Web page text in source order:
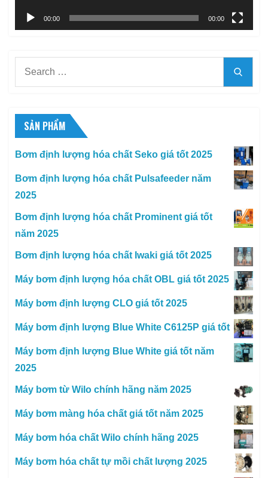
00:00 00:00
SẢN PHẨM
Bơm định lượng hóa chất Seko giá tốt 2025
Bơm định lượng hóa chất Pulsafeeder năm
2025
Bơm định lượng hóa chất Prominent giá tốt
năm 2025
Bơm định lượng hóa chất Iwaki giá tốt 2025
Máy bơm định lượng hóa chất OBL giá tốt 2025
Máy bơm định lượng CLO giá tốt 2025
Máy bơm định lượng Blue White C6125P giá tốt
Máy bơm định lượng Blue White giá tốt năm
2025
Máy bơm từ Wilo chính hãng năm 2025
Máy bơm màng hóa chất giá tốt năm 2025
Máy bơm hóa chất Wilo chính hãng 2025
Máy bơm hóa chất tự mồi chất lượng 2025